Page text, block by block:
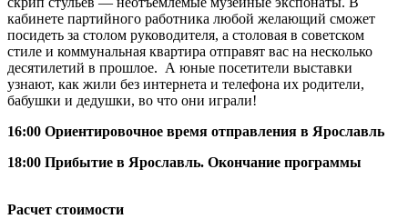
кабинете партийного работника любой желающий сможет
посидеть за столом руководителя, а столовая в советском
стиле и коммунальная квартира отправят вас на несколько
десятилетий в прошлое. А юные посетители выставки
узнают, как жили без интернета и телефона их родители,
бабушки и дедушки, во что они играли!
16:00 Ориентировочное время отправления в Ярославль
18:00 Прибытие в Ярославль. Окончание программы
Расчет стоимости